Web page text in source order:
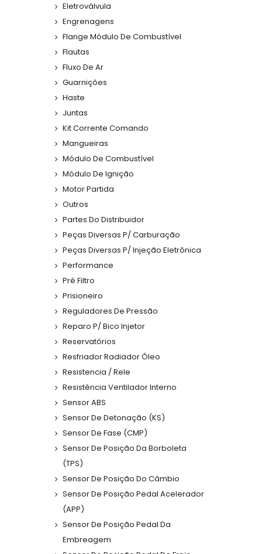
Eletroválvula
Engrenagens
Flange Módulo De Combustível
Flautas
Fluxo De Ar
Guarnições
Haste
Juntas
Kit Corrente Comando
Mangueiras
Módulo De Combustível
Módulo De Ignição
Motor Partida
Outros
Partes Do Distribuidor
Peças Diversas P/ Carburação
Peças Diversas P/ Injeção Eletrônica
Performance
Pré Filtro
Prisioneiro
Reguladores De Pressão
Reparo P/ Bico Injetor
Reservatórios
Resfriador Radiador Óleo
Resistencia / Rele
Resistência Ventilador Interno
Sensor ABS
Sensor De Detonação (KS)
Sensor De Fase (CMP)
Sensor De Posição Da Borboleta
(TPS)
Sensor De Posição Do Câmbio
Sensor De Posição Pedal Acelerador
(APP)
Sensor De Posição Pedal Da
Embreagem